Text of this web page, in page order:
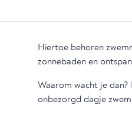
Hiertoe behoren
zonnebaden en
Waarom wacht je
onbezorgd dagje